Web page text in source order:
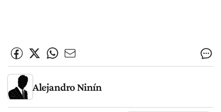
Alejandro Ninín